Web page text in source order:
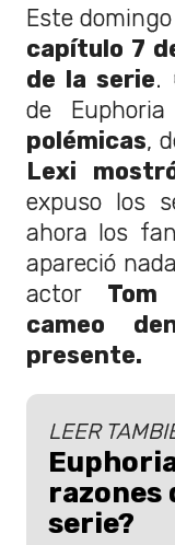
Este
capítulo 7
de la serie.
de
polémicas,
Lexi
expuso los
ahora los
apareció
actor
cameo
presente.
LEER
razones
serie?